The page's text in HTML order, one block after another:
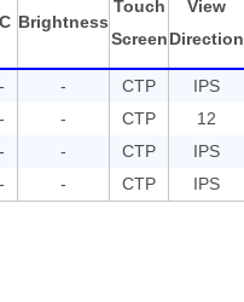
Brightness
Touch
Screen
View
Direction
- - CTP IPS
-
- CTP 12
-
- CTP IPS
-
- CTP IPS